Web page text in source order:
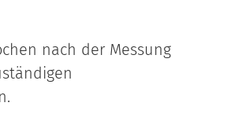
nach der Messung